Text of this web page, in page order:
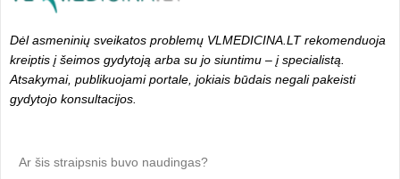
Dėl asmeninių sveikatos problemų VLMEDICINA.LT rekomenduoja
kreiptis į šeimos gydytoją arba su jo siuntimu – į specialistą.
Atsakymai, publikuojami portale, jokiais būdais negali pakeisti
gydytojo konsultacijos.
Ar šis straipsnis buvo naudingas?